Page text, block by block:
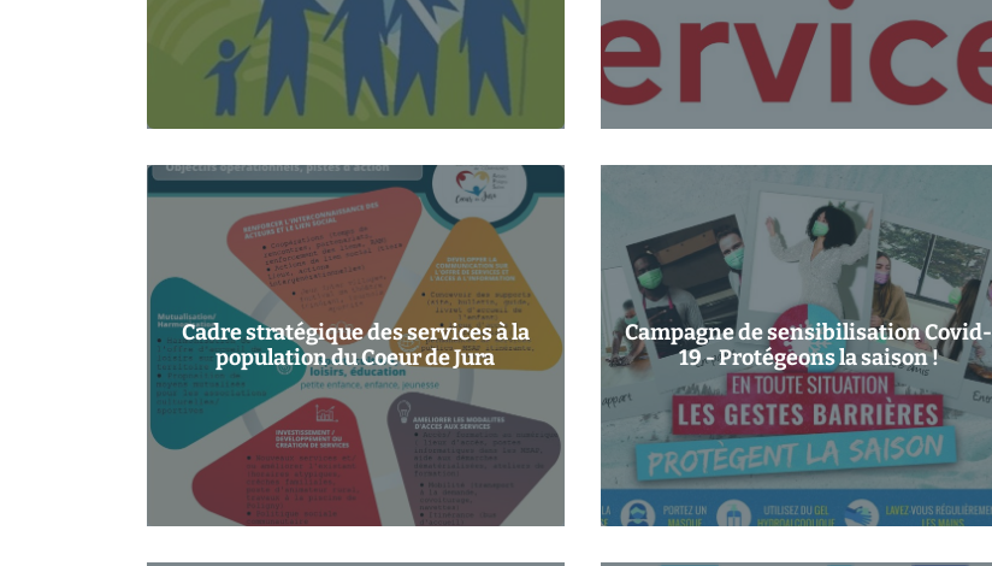
Cadre stratégique des services à la
population du Coeur de Jura
Campagne de sensibilisation Covid-
19 - Protégeons la saison !